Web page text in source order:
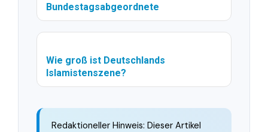
Bundestagsabgeordnete
Wie groß ist Deutschlands
Islamistenszene?
Redaktioneller Hinweis: Dieser Artikel